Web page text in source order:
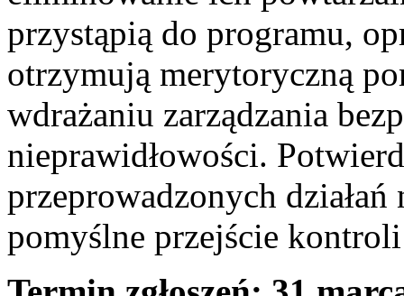
przystąpią do programu,
otrzymują merytoryczną
wdrażaniu zarządzania
nieprawidłowości.
przeprowadzonych
pomyślne przejście